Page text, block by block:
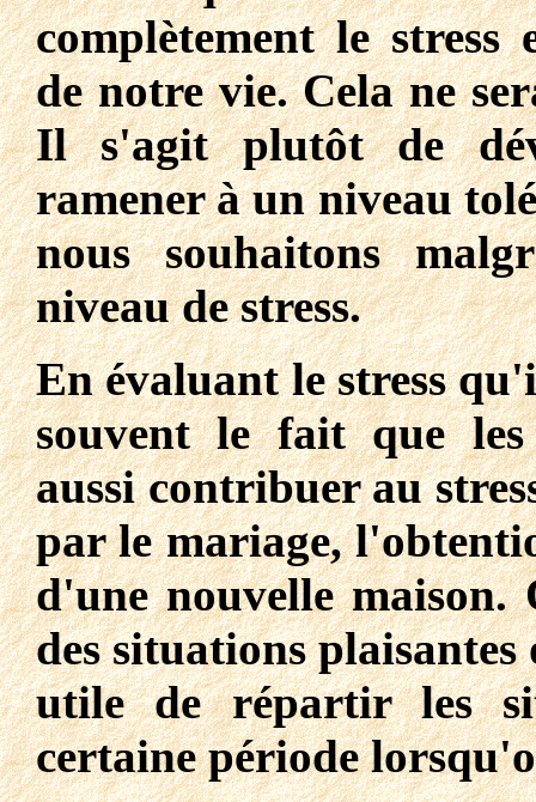
complètement le
de notre vie. Cela ne
Il s'agit plutôt de
ramener à un niveau
nous souhaitons
niveau de stress.
En évaluant le stress
souvent le fait que les
aussi contribuer au
par le mariage,
d'une nouvelle maison.
des situations plaisantes
utile de répartir les
certaine période